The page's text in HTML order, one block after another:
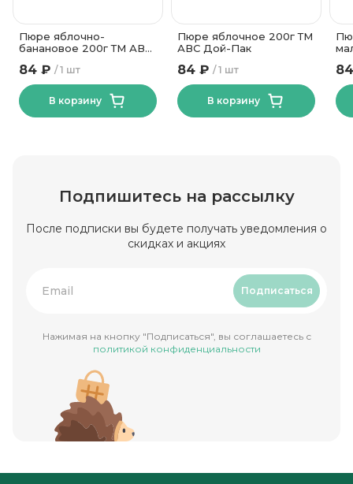
Пюре яблочно-
банановое 200г ТМ АВС
1 шт
84 ₽
В корзину
Пюре яблочное 200г ТМ
АВС Дой-Пак
1 шт
84 ₽
В корзину
Подпишитесь на рассылку
После подписки вы будете получать уведомления о
скидках и акциях
Подписаться
Нажимая на кнопку "Подписаться", вы соглашаетесь с
политикой конфиденциальности